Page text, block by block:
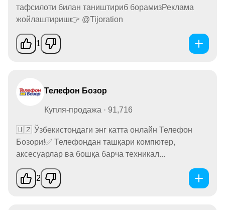
тафсилоти билан таништириб борамизРеклама
жойлаштириш👉 @Tijoration
1
Телефон Бозор
Купля-продажа · 91,716
🇺🇿 Ўзбекистондаги энг катта онлайн Телефон
Бозори!✅ Телефондан ташқари компютер,
аксесуарлар ва бошқа барча техникал...
2